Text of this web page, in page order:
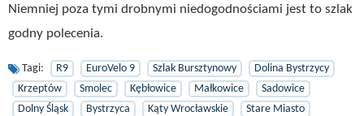
Niemniej poza tymi drobnymi niedogodnościami jest to szlak
godny polecenia.
Tagi: R9 EuroVelo 9 Szlak Bursztynowy
Dolina Bystrzycy
Krzeptów
Smolec Kębłowice Małkowice
Sadowice
Dolny Śląsk
Bystrzyca Kąty Wrocławskie
Stare Miasto